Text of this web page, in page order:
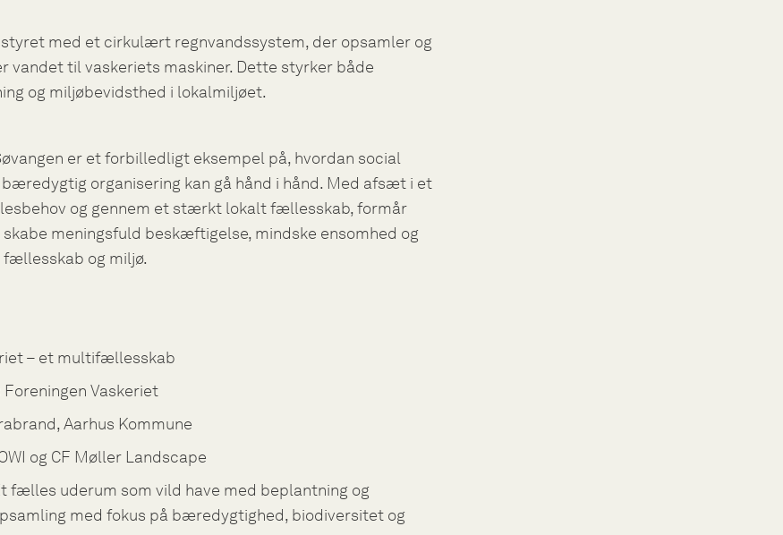
med et cirkulært regnvandssystem, der opsamler og
vandet til vaskeriets maskiner. Dette styrker både
og miljøbevidsthed i lokalmiljøet.
er et forbilledligt eksempel på, hvordan social
bæredygtig organisering kan gå hånd i hånd. Med afsæt i et
og gennem et stærkt lokalt fællesskab, formår
meningsfuld beskæftigelse, mindske ensomhed og
og miljø.
– et multifællesskab
Foreningen Vaskeriet
Aarhus Kommune
og CF Møller Landscape
fælles uderum som vild have med beplantning og
med fokus på bæredygtighed, biodiversitet og